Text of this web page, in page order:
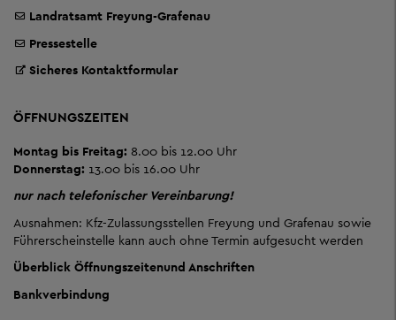
Landratsamt Freyung-Grafenau
Pressestelle
Sicheres Kontaktformular
ÖFFNUNGSZEITEN
Montag bis Freitag: 8.00 bis 12.00 Uhr
Donnerstag: 13.00 bis 16.00 Uhr
nur nach telefonischer Vereinbarung!
Ausnahmen: Kfz-Zulassungsstellen Freyung und Grafenau sowie
Führerscheinstelle kann auch ohne Termin aufgesucht werden
Überblick Öffnungszeitenund Anschriften
Bankverbindung